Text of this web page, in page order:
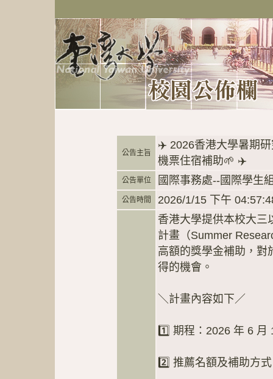
公告主旨
✈️ 2026香港大學暑期
機票住宿補助🌱 ✈️
公告單位 國際事務處--國際學生
公告時間 2026/1/15 下午
香港大學提供本校大三
計畫（Summer
高額的獎學金補助，對
得的機會。
＼計畫內容如下／
1️⃣ 期程：2026 年 6 月
2️⃣ 推薦名額及補助方